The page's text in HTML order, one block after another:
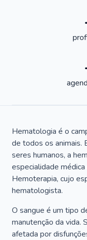
Hematologia é o
de todos os animais.
seres humanos, a
especialidade
Hemoterapia, cujo
hematologista.
O sangue é um tipo
manutenção da vida.
afetada por